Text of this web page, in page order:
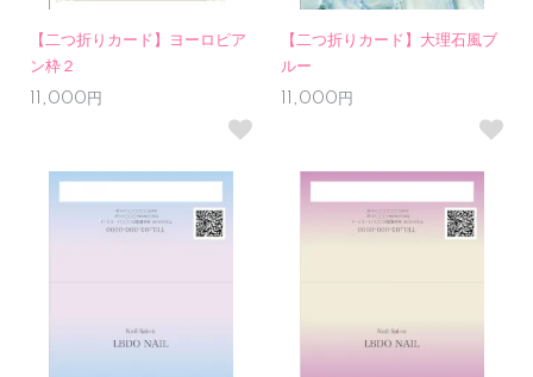
【二つ折りカード】ヨーロピア
ン枠２
11,000円
【二つ折りカード】大理石風ブ
ルー
11,000円